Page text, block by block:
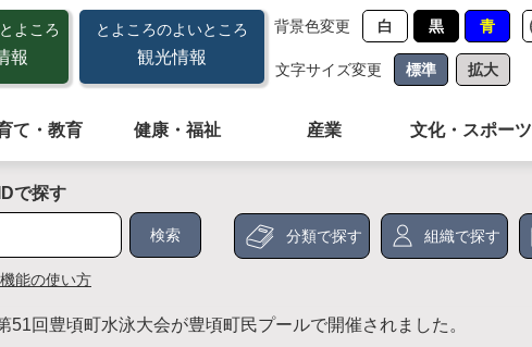
よころ
報
とよころのよいところ
観光情報
背景色変更 白 黒 青
文字サイズ変更 標準 拡大
て・教育 健康・福祉 産業 文化・スポーツ
で探す
能の使い方
分類で探す 組織で探す
51回豊頃町水泳大会が豊頃町民プールで開催されました。